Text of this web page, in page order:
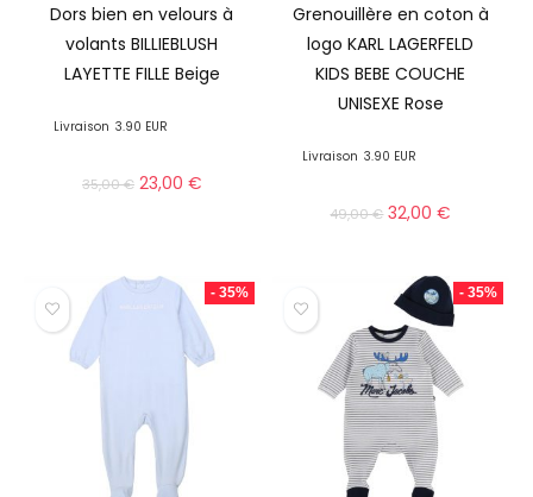
Dors bien en velours à
volants BILLIEBLUSH
LAYETTE FILLE Beige
Livraison 3.90 EUR
35,00€ 23,00 €
Grenouillère en coton à
logo KARL LAGERFELD
KIDS BEBE COUCHE
UNISEXE Rose
Livraison 3.90 EUR
49,00€ 32,00€
- 35% - 35%